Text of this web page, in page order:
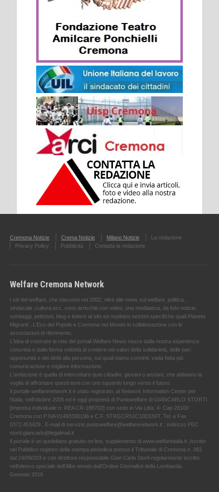
Cremona Notizie Crema Notizie Milano Notizie
La redazione
Privacy Policy
Pubblicità Contatta la redazione
Welfare Cremona Network
I siti del welfare, che nascono nel 2002, oltre alle news sul welfare, politica ,
sindacale ,cultura ecc. sono arricchiti con video, una mediateca, da foto notizie,
sondaggi, petizioni, blog e lettere al sito ed ospitano sezioni specifiche quali Pianeta
Migranti , L'Eco del Popolo e Cremona nel Mondo in collaborazione con le
associazioni di riferimento.
L'idea di costruire la rete dei portali Welfare News nasce dalla nostra esperienza
concreta e dalla ferma volontà di credere nei valori della solidarietà, delle pari
opportunità e dei diritti alla persona, sui quali siamo convinti, vada fatta più
comunicazione e migliore informazione.
L'ambizione è quella di intercettare quei cittadini, giovani o anziani, che abbiamo la
voglia di affrontare questi temi con uno sguardo lungo verso il futuro.
Il portale welfarenetwork.it è stato registrato, al Network Information Center per
l'Italia, nell’ottobre 2005 ed è oggi proprietà di Puntowelfare di GIANCARLO STORTI
[Impresa individuale n. REA CR-188702] con sede in Via Litta, 4- Cap 26100
Cremona con P.IVA 01493300196 e C.F. STRGCR51C10D150T. Tel. e Fax
0372.453429 . E-mail di servizio puntowelfare@welfarenetwork.it ; indirizzo PEC
storti.giancarlo@legalmail.it
Il portale è un quotidiano gratuito on line, supplemento di www.welfareitalia.it ,Iscritto
nel Pubblico registro della stampa periodica presso il Tribunale di Cremona n. 393
dal 24/09/203 e con direttore responsabile Gian Carlo Storti regolarmente iscritto
nell’elenco speciale dell’Albo tenuto dall’Ordine Giornalisti della Lombardia.
Gennaio 2016